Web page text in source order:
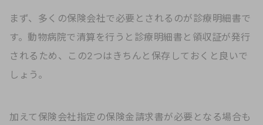
まず、多くの保険会社で必要とされるのが診療明細書で
す。動物病院で清算を行うと診療明細書と領収証が発行
されるため、この2つはきちんと保存しておくと良いで
しょう。
加えて保険会社指定の保険金請求書が必要となる場合も